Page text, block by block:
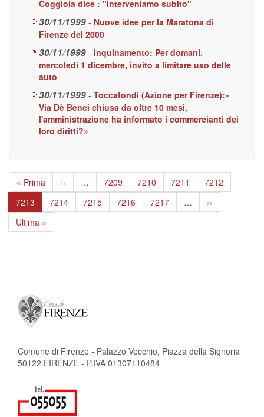
Coggiola dice : "Interveniamo subito"
30/11/1999 - Nuove idee per la Maratona di
Firenze del 2000
30/11/1999 - Inquinamento: Per domani,
mercoledì 1 dicembre, invito a limitare uso delle
auto
30/11/1999 - Toccafondi (Azione per Firenze):«
Via Dè Benci chiusa da oltre 10 mesi,
l'amministrazione ha informato i commercianti dei
loro diritti?»
Paginazione
Prima
pagina
« Prima
Pagina
precedente
‹‹ … Page
7209 Page
7210 Page
7211 Page
7212
Pagina
attuale
7213 Page
7214 Page
7215 Page
7216 Page
7217 …
Pagina
successiva
››
Ultima
pagina
Ultima »
Comune di Firenze - Palazzo Vecchio, Piazza della Signoria
50122 FIRENZE - P.IVA 01307110484